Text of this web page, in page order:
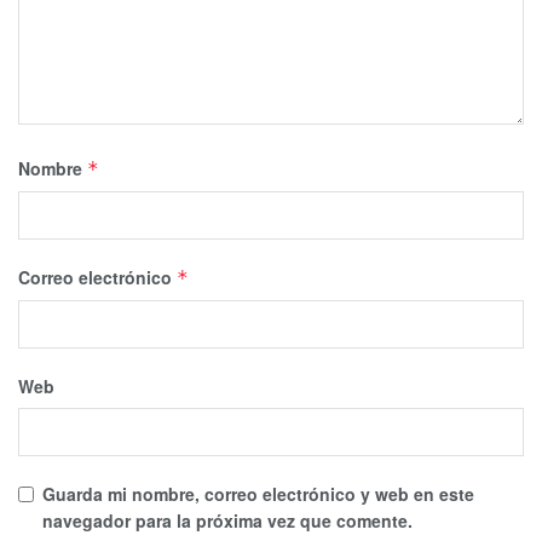
Nombre *
Correo electrónico *
Web
Guarda mi nombre, correo electrónico y web en este
navegador para la próxima vez que comente.